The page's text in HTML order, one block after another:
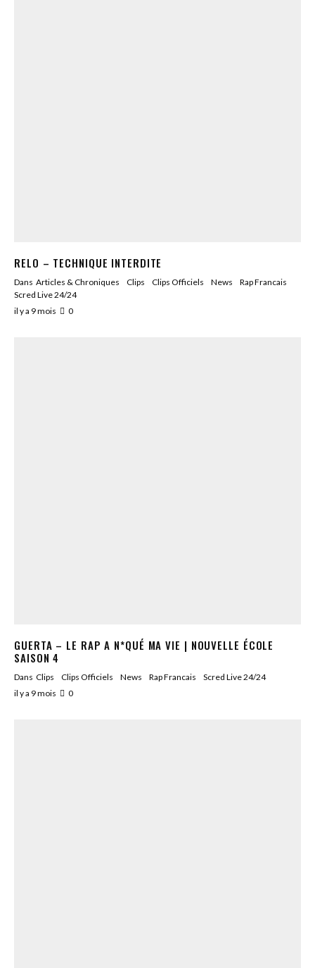
RELO – TECHNIQUE INTERDITE
Dans Articles & Chroniques Clips Clips Officiels News
Rap Francais
Scred Live 24/24
il y a 9 mois
0
GUERTA – LE RAP A N*QUÉ MA VIE | NOUVELLE ÉCOLE
SAISON 4
Dans Clips Clips Officiels News Rap Francais
Scred Live 24/24
il y a 9 mois
0